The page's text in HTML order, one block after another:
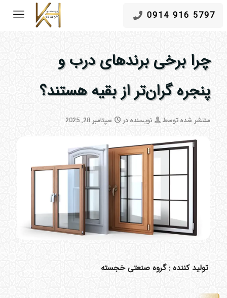
5797 916 0914
چرا برخی برندهای درب و
پنجره گران‌تر از بقیه هستند؟
منتشر شده توسط نویسندهدر سپتامبر 28, 2025
تولید کننده : گروه صنعتی خجسته